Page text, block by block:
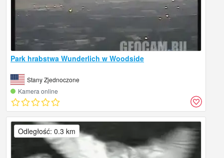
Park hrabstwa Wunderlich w Woodside
Stany Zjednoczone
Kamera online
Odległość: 0.3 km